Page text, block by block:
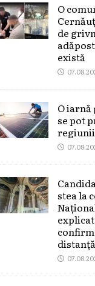
O
de
există
O iarnă
se pot
stea la
distanță